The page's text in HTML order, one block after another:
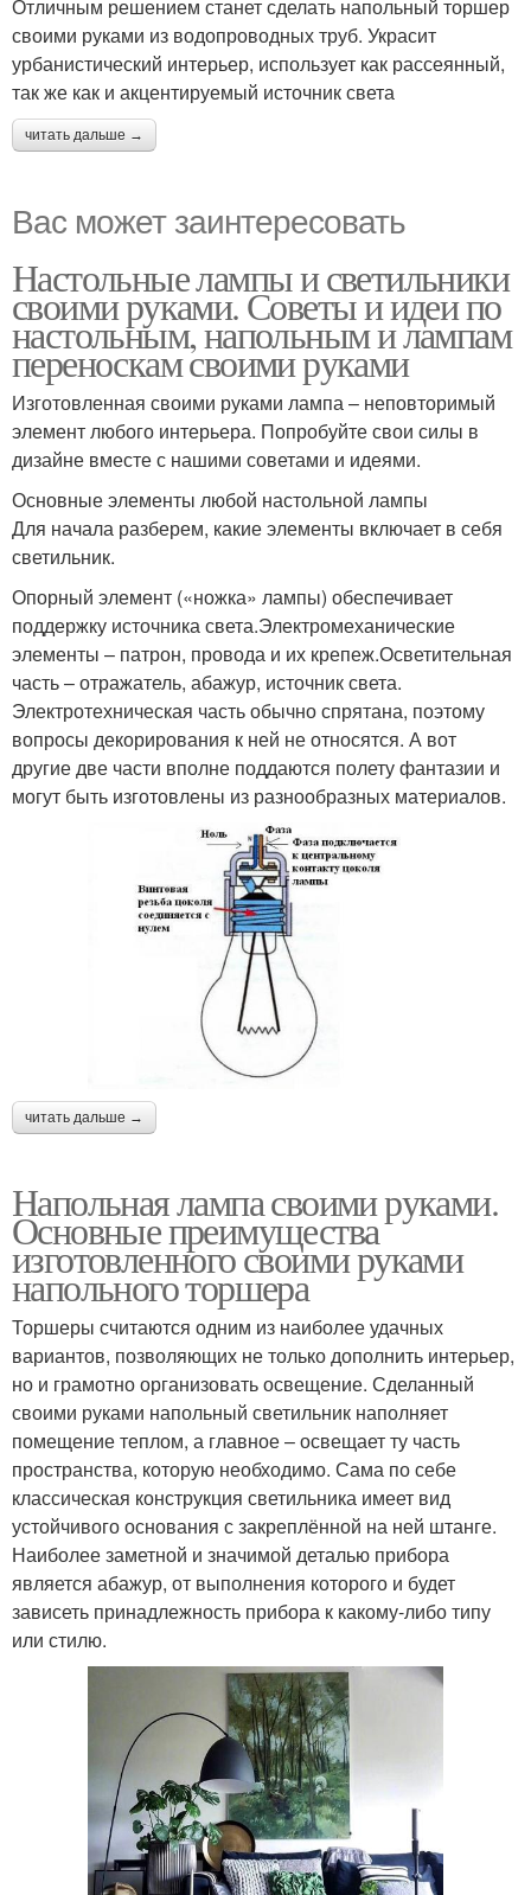
Отличным решением станет сделать напольный торшер
своими руками из водопроводных труб. Украсит
урбанистический интерьер, использует как рассеянный,
так же как и акцентируемый источник света
читать дальше →
Вас может заинтересовать
Настольные лампы и светильники
своими руками. Советы и идеи по
настольным, напольным и лампам
переноскам своими руками
Изготовленная своими руками лампа – неповторимый
элемент любого интерьера. Попробуйте свои силы в
дизайне вместе с нашими советами и идеями.
Основные элементы любой настольной лампы
Для начала разберем, какие элементы включает в себя
светильник.
Опорный элемент («ножка» лампы) обеспечивает
поддержку источника света.Электромеханические
элементы – патрон, провода и их крепеж.Осветительная
часть – отражатель, абажур, источник света.
Электротехническая часть обычно спрятана, поэтому
вопросы декорирования к ней не относятся. А вот
другие две части вполне поддаются полету фантазии и
могут быть изготовлены из разнообразных материалов.
читать дальше →
Напольная лампа своими руками.
Основные преимущества
изготовленного своими руками
напольного торшера
Торшеры считаются одним из наиболее удачных
вариантов, позволяющих не только дополнить интерьер,
но и грамотно организовать освещение. Сделанный
своими руками напольный светильник наполняет
помещение теплом, а главное – освещает ту часть
пространства, которую необходимо. Сама по себе
классическая конструкция светильника имеет вид
устойчивого основания с закреплённой на ней штанге.
Наиболее заметной и значимой деталью прибора
является абажур, от выполнения которого и будет
зависеть принадлежность прибора к какому-либо типу
или стилю.